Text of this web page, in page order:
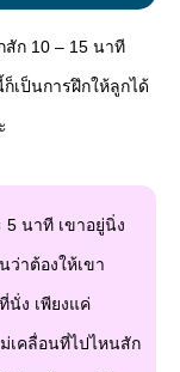
ก 10 – 15 นาที
เป็นการฝึกให้ลูกได้
นาที เขาอยู่นิ่ง
ว่าต้องให้เขา
นั่ง เพียงแค่
เคลื่อนที่ไปไหนสัก